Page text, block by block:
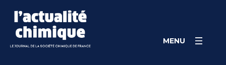
content
MENU